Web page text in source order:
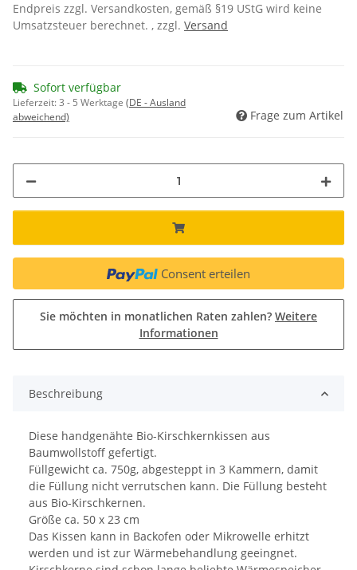
Endpreis zzgl. Versandkosten, gemäß §19 UStG wird keine
Umsatzsteuer berechnet. , zzgl. Versand
Sofort verfügbar
Lieferzeit:3 - 5 Werktage (DE - Ausland
abweichend)
Frage zum Artikel
Consent erteilen
Sie möchten in monatlichen Raten zahlen? Weitere
Informationen
Beschreibung
Diese handgenähte Bio-Kirschkernkissen aus
Baumwollstoff gefertigt.
Füllgewicht ca. 750g, abgesteppt in 3 Kammern, damit
die Füllung nicht verrutschen kann. Die Füllung besteht
aus Bio-Kirschkernen.
Größe ca. 50 x 23 cm
Das Kissen kann in Backofen oder Mikrowelle erhitzt
werden und ist zur Wärmebehandlung geeingnet.